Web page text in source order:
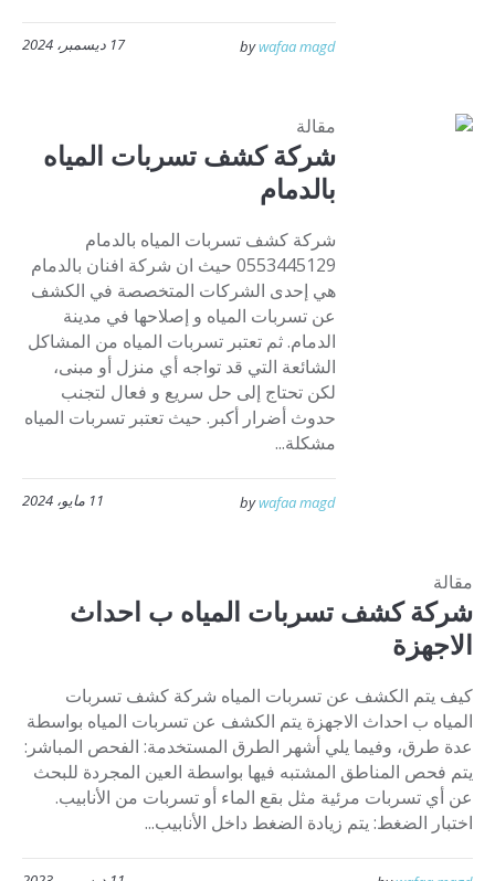
17 ديسمبر، 2024 bywafaa magd
مقالة
شركة كشف تسربات المياه
بالدمام
شركة كشف تسربات المياه بالدمام
0553445129 حيث ان شركة افنان بالدمام
هي إحدى الشركات المتخصصة في الكشف
عن تسربات المياه و إصلاحها في مدينة
الدمام. ثم تعتبر تسربات المياه من المشاكل
الشائعة التي قد تواجه أي منزل أو مبنى،
لكن تحتاج إلى حل سريع و فعال لتجنب
حدوث أضرار أكبر. حيث تعتبر تسربات المياه
مشكلة...
11 مايو، 2024 bywafaa magd
مقالة
شركة كشف تسربات المياه ب احداث
الاجهزة
كيف يتم الكشف عن تسربات المياه شركة كشف تسربات
المياه ب احداث الاجهزة يتم الكشف عن تسربات المياه بواسطة
عدة طرق، وفيما يلي أشهر الطرق المستخدمة: الفحص المباشر:
يتم فحص المناطق المشتبه فيها بواسطة العين المجردة للبحث
عن أي تسربات مرئية مثل بقع الماء أو تسربات من الأنابيب.
اختبار الضغط: يتم زيادة الضغط داخل الأنابيب...